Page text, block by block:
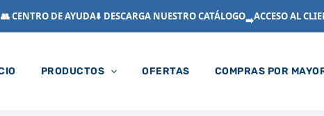
👥 CENTRO DE AYUDA⬇️ DESCARGA NUESTRO CATÁLOGO➡️ACCESO AL
PRODUCTOS OFERTAS COMPRAS POR